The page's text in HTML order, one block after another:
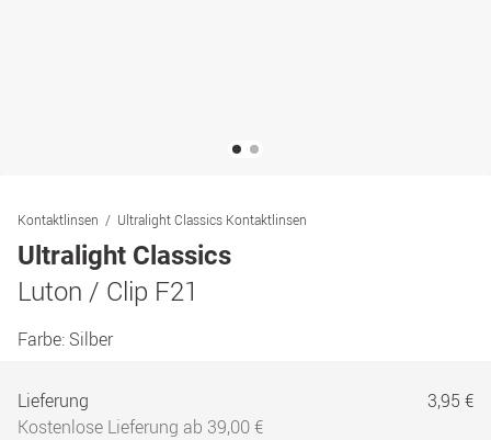
Kontaktlinsen Ultralight Classics Kontaktlinsen
Ultralight Classics
Luton / Clip F21
Farbe: Silber
Lieferung
3,95 €
Kostenlose Lieferung ab 39,00 €